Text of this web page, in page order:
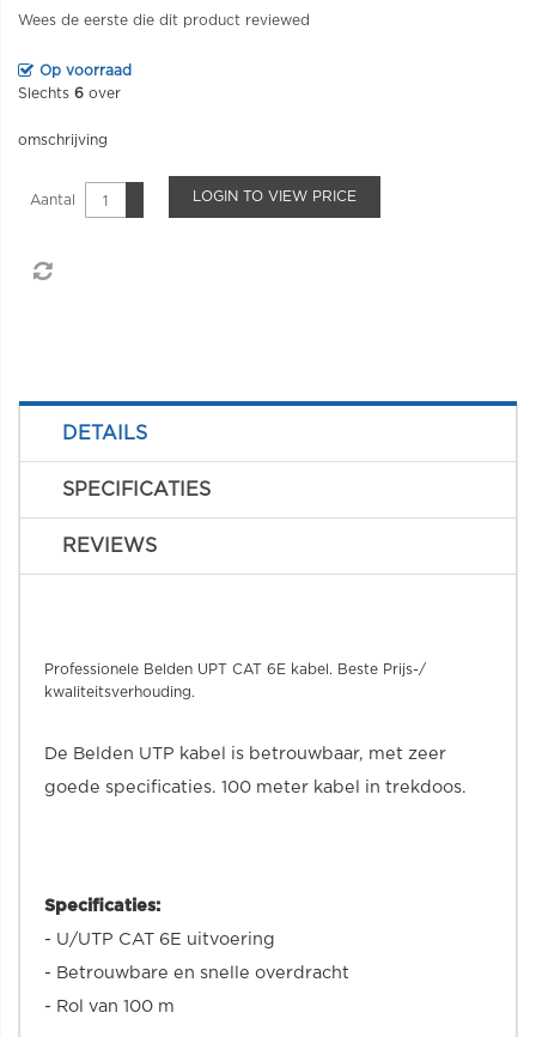
Wees de eerste die dit product reviewed
Op voorraad
Slechts 6 over
omschrijving
Aantal LOGIN TO VIEW PRICE
DETAILS
SPECIFICATIES
REVIEWS
Professionele Belden UPT CAT 6E kabel. Beste Prijs-/
kwaliteitsverhouding.
De Belden UTP kabel is betrouwbaar, met zeer
goede specificaties. 100 meter kabel in trekdoos.
Specificaties:
- U/UTP CAT 6E uitvoering
- Betrouwbare en snelle overdracht
- Rol van 100 m